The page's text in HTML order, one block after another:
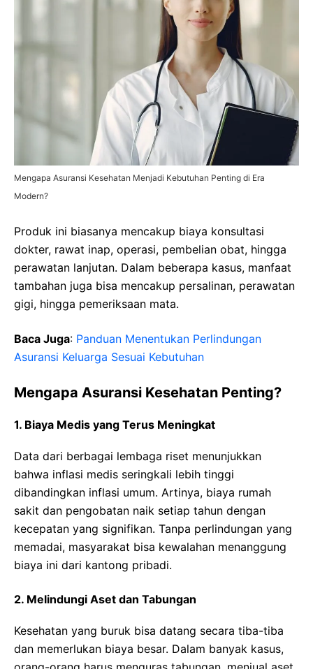
Mengapa Asuransi Kesehatan Menjadi Kebutuhan Penting di Era
Modern?
Produk ini biasanya mencakup biaya konsultasi
dokter, rawat inap, operasi, pembelian obat, hingga
perawatan lanjutan. Dalam beberapa kasus, manfaat
tambahan juga bisa mencakup persalinan, perawatan
gigi, hingga pemeriksaan mata.
Baca Juga: Panduan Menentukan Perlindungan
Asuransi Keluarga Sesuai Kebutuhan
Mengapa Asuransi Kesehatan Penting?
1. Biaya Medis yang Terus Meningkat
Data dari berbagai lembaga riset menunjukkan
bahwa inflasi medis seringkali lebih tinggi
dibandingkan inflasi umum. Artinya, biaya rumah
sakit dan pengobatan naik setiap tahun dengan
kecepatan yang signifikan. Tanpa perlindungan yang
memadai, masyarakat bisa kewalahan menanggung
biaya ini dari kantong pribadi.
2. Melindungi Aset dan Tabungan
Kesehatan yang buruk bisa datang secara tiba-tiba
dan memerlukan biaya besar. Dalam banyak kasus,